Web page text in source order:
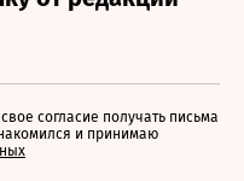
согласие получать письма
и принимаю